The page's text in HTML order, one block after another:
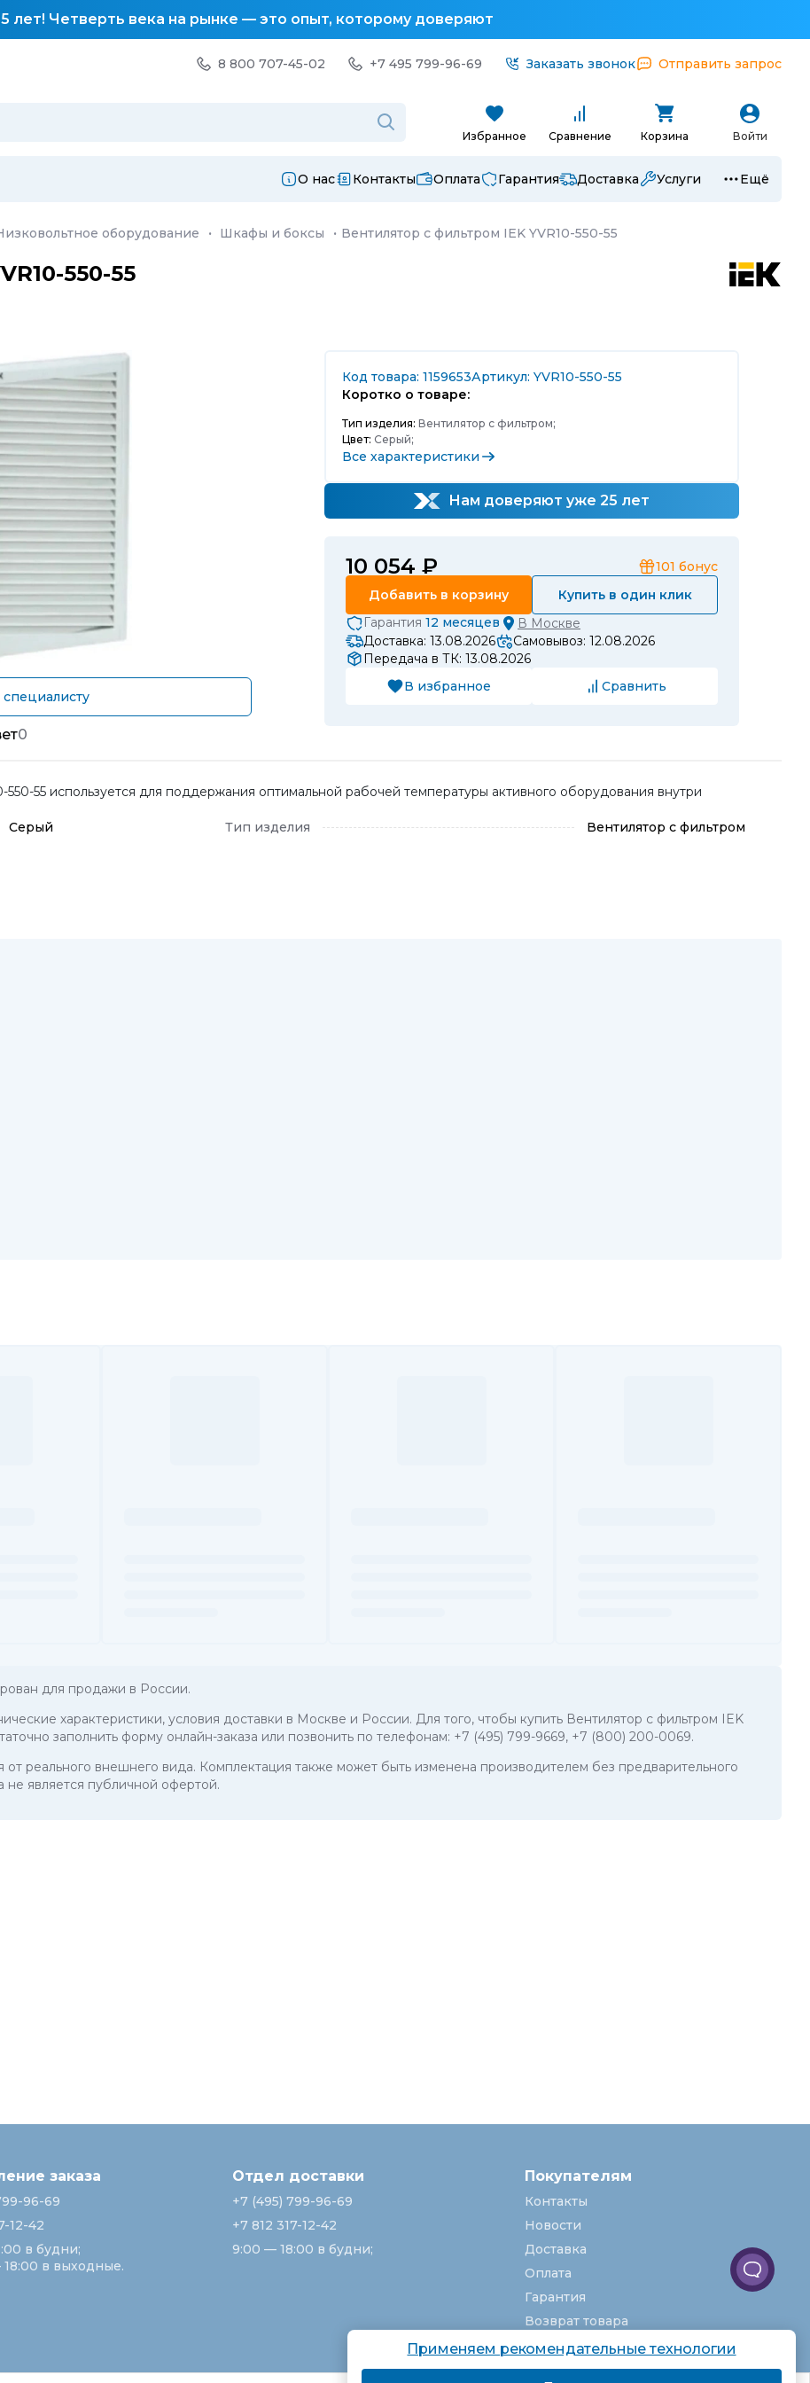
лет! Четверть века на рынке — это опыт, которому доверяют
8 800 707-45-02 +7 495 799-96-69 Заказать звонок Отправить запрос
Избранное Сравнение Корзина Войти
О нас Контакты Оплата Гарантия Доставка Услуги Ещё
оборудование · Шкафы и боксы · Вентилятор с фильтром IEK YVR10-550-55
550-55
Код товара: 1159653Артикул: YVR10-550-55
Коротко о товаре:
Тип изделия: Вентилятор с фильтром;
Цвет: Серый;
Все характеристики
Нам доверяют уже 25 лет
10 054 ₽ 101 бонус
Добавить в корзину
Купить в один клик
Гарантия 12 месяцев В Москве
Доставка: 13.08.2026
Самовывоз: 12.08.2026
Передача в ТК: 13.08.2026
В избранное
Сравнить
0
55 используется для поддержания оптимальной рабочей температуры активного оборудования внутри
Серый Тип изделия
Вентилятор с фильтром
для продажи в России.
характеристики, условия доставки в Москве и России. Для того, чтобы купить Вентилятор с фильтром IEK
заполнить форму онлайн-заказа или позвонить по телефонам: +7 (495) 799-9669, +7 (800) 200-0069.
от реального внешнего вида. Комплектация также может быть изменена производителем без предварительного
является публичной офертой.
заказа
96-69
12-42
в будни;
18:00 в выходные.
Отдел доставки
+7 (495) 799-96-69
+7 812 317-12-42
9:00 — 18:00 в будни;
Покупателям
Контакты
Новости
Доставка
Оплата
Гарантия
Возврат товара
Услуги
О компании
Применяем рекомендательные технологии